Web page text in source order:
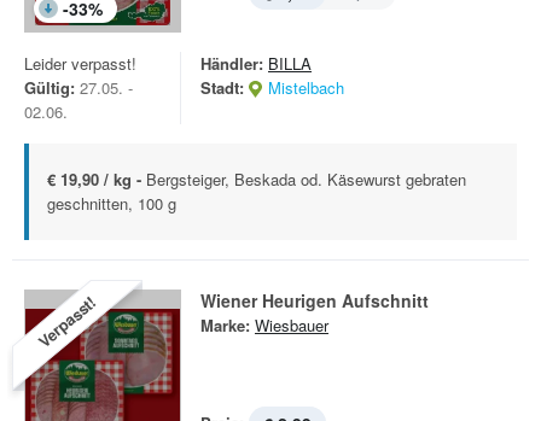
-33%
Leider verpasst!
Gültig: 27.05. -
02.06.
Händler: BILLA
Stadt:
Mistelbach
€ 19,90 / kg - Bergsteiger, Beskada od. Käsewurst gebraten
geschnitten, 100 g
Verpasst! Wiener Heurigen Aufschnitt
Marke: Wiesbauer